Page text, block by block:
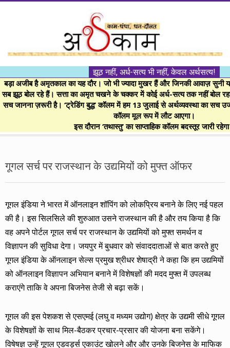
।।
अर्थकाम।।
BE
FINANCIALLY
CLEVER!
झूठ नहीं, अर्ध-सत्य भी नहीं, केवल अर्थसत्य!
बड़ा अजीब है अमृतकाल का यह दौर। जो भी ज्यादा मुखर हैं और जिनकी आवाज़ सुनी
सब झूठ बोल रहे हैं। सत्ता का अमृत चखने के चक्कर में कोई अर्ध-सत्य तक नहीं बोल
सच जानना ज़रूरी है। ‘ट्रेडिंग बुद्ध’ कॉलम में हम 13 जुलाई से अर्थव्यवस्था का सच
कॉलम मूल रूप में लौट आएगा।
इस दौरान ‘तथास्तु’ का साप्ताहिक कॉलम बदस्तूर जारी
Menu
गूगल सर्च पर राजस्थान के उद्यमियों को मुफ्त ऑफर
गूगल इंडिया ने भारत में ऑनलाइन शॉपिंग को लोकप्रिय बनाने के लिए नई पहल
की है। इस सिलसिले की शुरुआत उसने राजस्थान की है और तय किया है कि
वह अपने पोर्टल गूगल सर्च पर राजस्थान के उद्यमियों को मुफ्त समर्थन व
विज्ञापन की सुविधा देगा। जयपुर में बुधवार को संवाददाताओं से बात करते हुए
गूगल इंडिया के ऑनलाइन सेल्स प्रमुख श्रीधर शेषाद्री ने कहा कि हम उद्यमियों
को ऑनलाइन विज्ञापन अभियान बनाने में विशेषज्ञों की मदद मुफ्त में उपलब्ध
कराएंगे ताकि वे अपना बिजनेस तेजी से बढ़ा सकें।
गूगल की इस पेशकश से एसएमई (लघु व मध्यम उद्योग) क्षेत्र के उद्यमी सीधे गूगल
के विशेषज्ञों के साथ मिल-बैठकर प्रचार-प्रसार की योजना बना सकेंगे।
विषेषज्ञ उन्हें गूगल एडवर्ड्स एकाउंट खोलने और और उनके बिजनेस के माफिक